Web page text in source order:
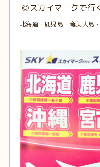
◎スカイマ－クで行
北海道・鹿児島・奄美大島